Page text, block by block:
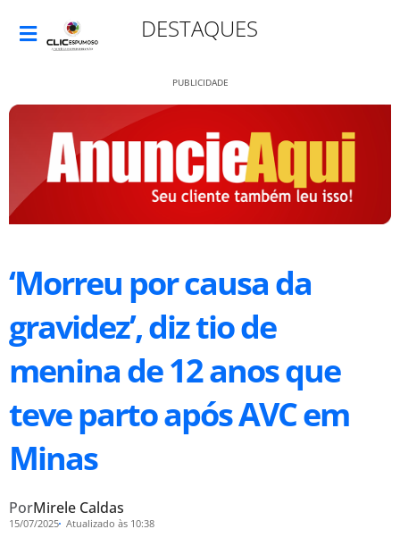
DESTAQUES
PUBLICIDADE
‘Morreu por causa da
gravidez’, diz tio de
menina de 12 anos que
teve parto após AVC em
Minas
PorMirele Caldas
15/07/2025 Atualizado às 10:38